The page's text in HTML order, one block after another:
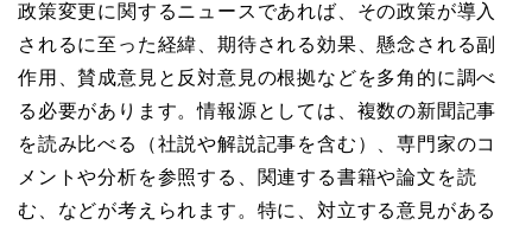
政策変更に関するニュースであれば、その政策が導入
されるに至った経緯、期待される効果、懸念される副
作用、賛成意見と反対意見の根拠などを多角的に調べ
る必要があります。情報源としては、複数の新聞記事
を読み比べる（社説や解説記事を含む）、専門家のコ
メントや分析を参照する、関連する書籍や論文を読
む、などが考えられます。特に、対立する意見がある